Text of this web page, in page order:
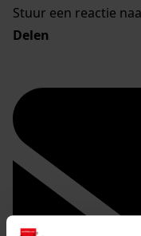
Stuur een reactie
Delen